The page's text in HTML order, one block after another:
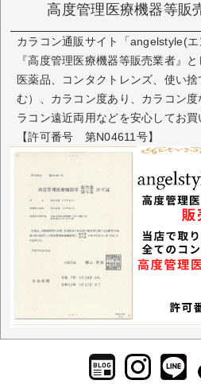
高度管理医療機器等販
カラコン通販サイト「angelstyle(エ
『高度管理医療機器等販売業者』
医薬品、コンタクトレンズ、使い
む）、カラコン度あり、カラコン
ラコン遠近両用などを安心してお買
【許可番号 第N04611号】